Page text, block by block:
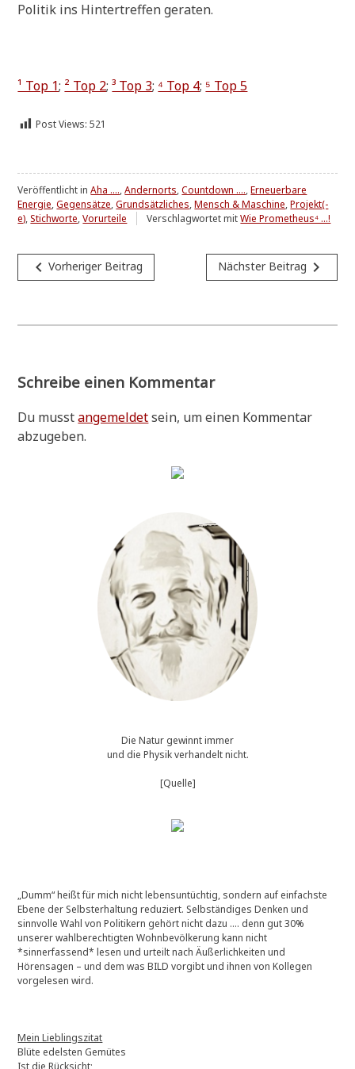
Poli­tik ins Hin­ter­tref­fen geraten.
¹ Top 1; ² Top 2;³ Top 3; ⁴ Top 4; ⁵ Top 5
Post Views: 521
Veröffentlicht inAha ....,Andernorts,Countdown ....,Erneuerbare
Energie,Gegensätze,Grundsätzliches,Mensch & Maschine,Projekt(-
e),Stichworte,Vorurteile Verschlagwortet mitWie Prometheus⁴ ...!
Beitragsnavigation
navigate_beforeVorheriger Beitrag Nächster Beitrag navigate_next
Schreibe einen Kommentar
Du musstangemeldetsein, um einen Kommentar
abzugeben.
Die Natur gewinnt immer
und die Physik verhandelt nicht.
[Quelle]
„Dumm“ heißt für mich nicht lebensuntüchtig, sondern auf einfachste
Ebene der Selbsterhaltung reduziert. Selbständiges Denken und
sinnvolle Wahl von Politikern gehört nicht dazu …. denn gut 30%
unserer wahlberechtigten Wohnbevölkerung kann nicht
*sinnerfassend* lesen und urteilt nach Äußerlichkeiten und
Hörensagen – und dem was BILD vorgibt und ihnen von Kollegen
vorgelesen wird.
Mein Lieblingszitat
Blüte edelsten Gemütes